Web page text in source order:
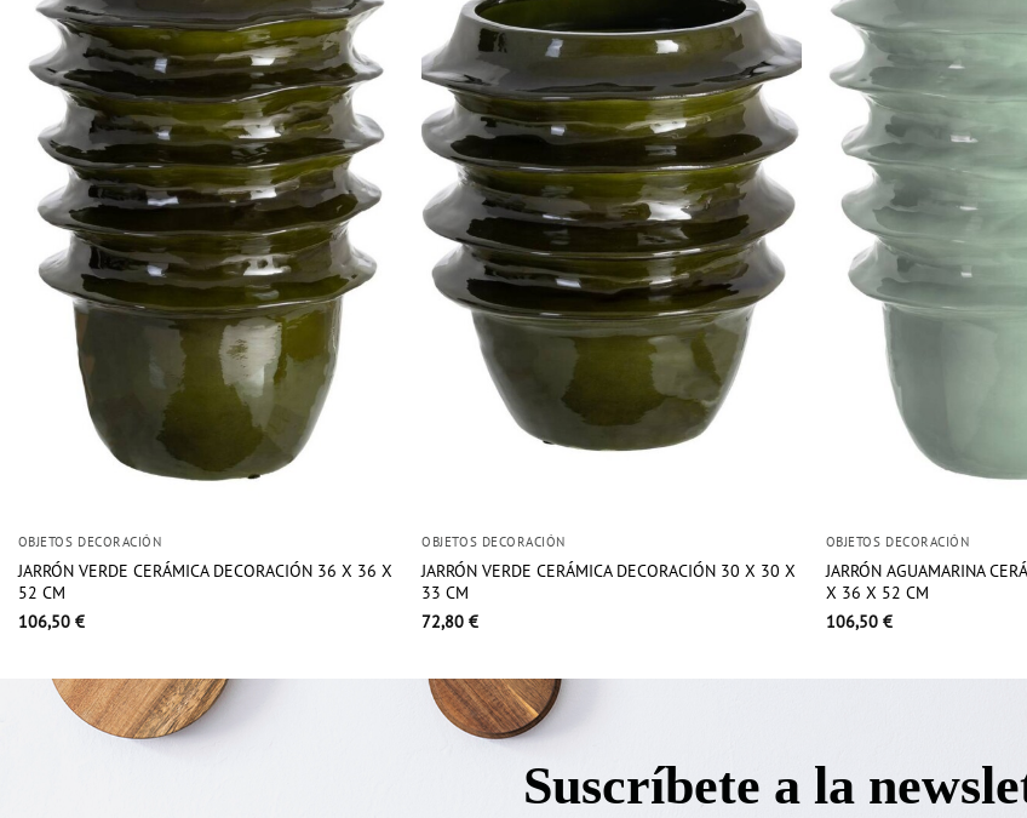
Añadir
a la
lista
de
deseos
OBJETOS DECORACIÓN
JARRÓN VERDE CERÁMICA DECORACIÓN 36 X 36 X
52 CM
106,50 €
Añadir
a la
lista
de
deseos
OBJETOS DECORACIÓN
JARRÓN VERDE CERÁMICA DECORACIÓN 30 X 30 X
33 CM
72,80€
OBJETOS DECORACIÓN
JARRÓN AGUAMARINA
X 36 X 52 CM
106,50 €
Suscríbete a la